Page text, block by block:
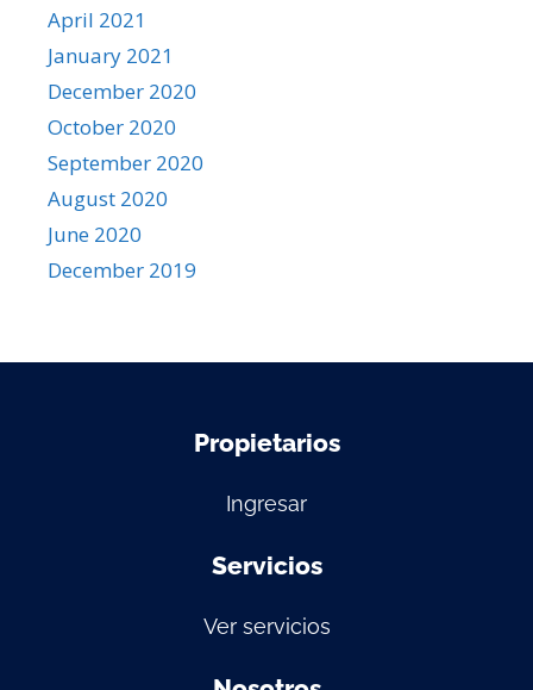
April 2021
January 2021
December 2020
October 2020
September 2020
August 2020
June 2020
December 2019
Propietarios
Ingresar
Servicios
Ver servicios